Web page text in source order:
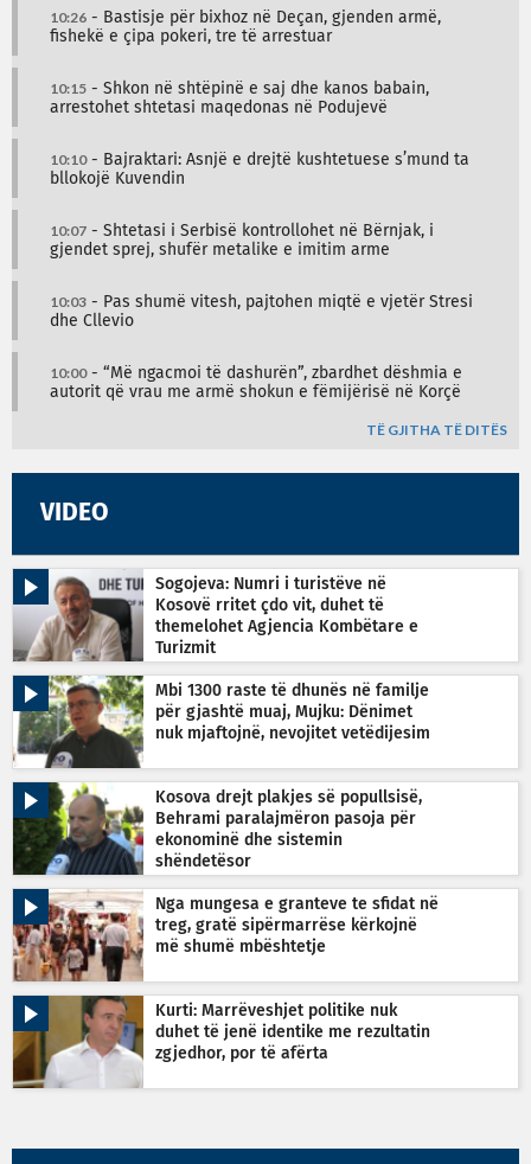
10:26 - Bastisje për bixhoz në Deçan, gjenden armë,
fishekë e çipa pokeri, tre të arrestuar
10:15 - Shkon në shtëpinë e saj dhe kanos babain,
arrestohet shtetasi maqedonas në Podujevë
10:10- Bajraktari: Asnjë e drejtë kushtetuese s’mund ta
bllokojë Kuvendin
10:07 - Shtetasi i Serbisë kontrollohet në Bërnjak, i
gjendet sprej, shufër metalike e imitim arme
10:03 - Pas shumë vitesh, pajtohen miqtë e vjetër Stresi
dhe Cllevio
10:00- “Më ngacmoi të dashurën”, zbardhet dëshmia e
autorit që vrau me armë shokun e fëmijërisë në Korçë
TË GJITHA TË DITËS
VIDEO
Sogojeva: Numri i turistëve në
Kosovë rritet çdo vit, duhet të
themelohet Agjencia Kombëtare e
Turizmit
Mbi 1300 raste të dhunës në familje
për gjashtë muaj, Mujku: Dënimet
nuk mjaftojnë, nevojitet vetëdijesim
Kosova drejt plakjes së popullsisë,
Behrami paralajmëron pasoja për
ekonominë dhe sistemin
shëndetësor
Nga mungesa e granteve te sfidat në
treg, gratë sipërmarrëse kërkojnë
më shumë mbështetje
Kurti: Marrëveshjet politike nuk
duhet të jenë identike me rezultatin
zgjedhor, por të afërta